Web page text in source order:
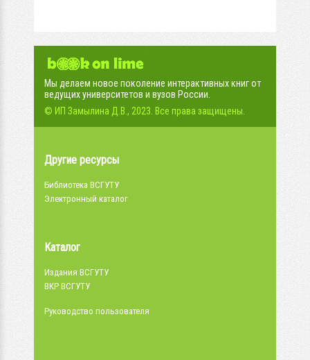
Мы делаем новое поколение интерактивных книг от
ведущих университетов и вузов России.
© ИП Замылина Д.В., 2023. Все права защищены.
Другие ресурсы
Библиотека ВСГУТУ
Электронный каталог
Каталог
Издания ВСГУТУ
ВКР ВСГУТУ
Руководство пользователя